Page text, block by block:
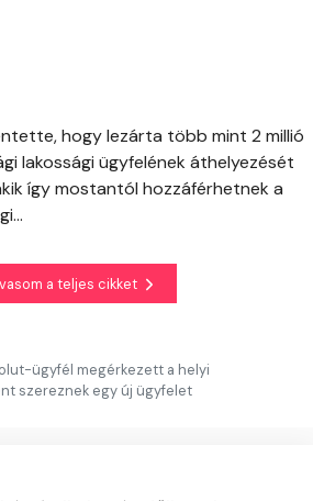
hogy lezárta több mint 2 millió
lakossági ügyfelének áthelyezését
így mostantól hozzáférhetnek a
a teljes cikket
ügyfél megérkezett a helyi
szereznek egy új ügyfelet